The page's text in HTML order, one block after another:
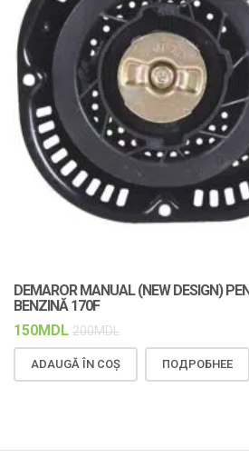
DEMAROR MANUAL (NEW DESIGN)
BENZINĂ 170F
150MDL 200MDL
ADAUGĂ ÎN COȘ ПОДРОБНЕЕ